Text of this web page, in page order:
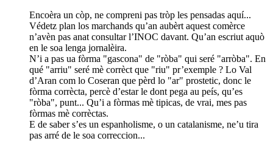
Encoèra un còp, ne compreni pas tròp les pensadas aquí...
Védetz plan los marchands qu’an aubèrt aquest comèrce
n’avèn pas anat consultar l’INOC davant. Qu’an escriut aquò
en le soa lenga jornalèira.
N’i a pas ua fòrma "gascona" de "ròba" qui seré "arròba". En
qué "arriu" seré mè corrèct que "riu" pr’exemple ? Lo Val
d’Aran com lo Coseran que pèrd lo "ar" prostetic, donc le
fòrma corrècta, percè d’estar le dont pega au peís, qu’es
"ròba", punt... Qu’i a fòrmas mè tipicas, de vrai, mes pas
fòrmas mè corrèctas.
E de saber s’es un espanholisme, o un catalanisme, ne’u tira
pas arré de le soa correccion...